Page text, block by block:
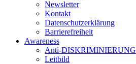
Newsletter
Kontakt
Datenschutzerklärung
Barrierefreiheit
Awareness
Anti-DISKRIMINIERUNG
Leitbild